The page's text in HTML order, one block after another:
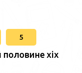
5
хіх